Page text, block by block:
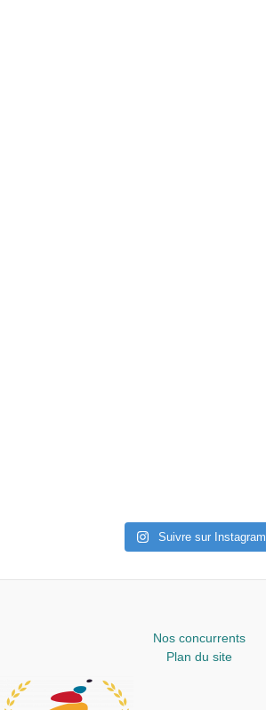
Suivre sur Instagram
Nos concurrents
Plan du site